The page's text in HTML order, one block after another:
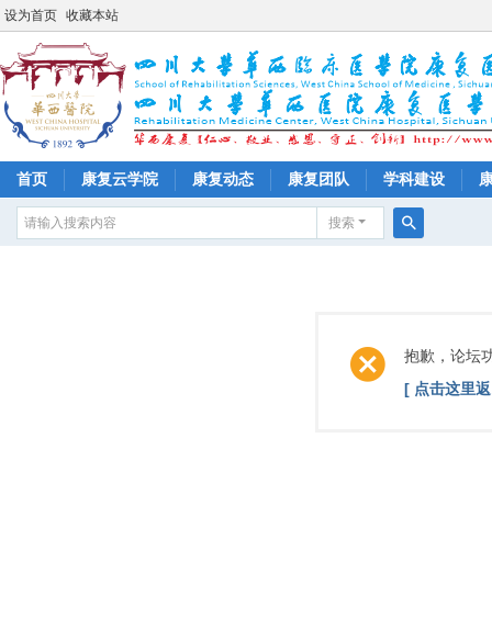
设为首页 收藏本站
首页 康复云学院 康复动态 康复团队 学科建设
搜索
抱歉，论坛
[ 点击这里